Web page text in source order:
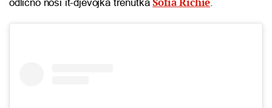
odlično nosi it-djevojka trenutka
.